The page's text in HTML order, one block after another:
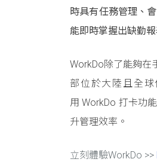
時具有任務管理、
能即時掌握出缺勤
WorkDo除了能夠在
部位於大陸且全
用 WorkDo 打卡功
升管理效率。
立刻體驗WorkDo >>